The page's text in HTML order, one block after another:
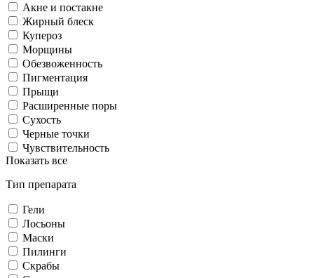
Акне и постакне
Жирный блеск
Купероз
Морщины
Обезвоженность
Пигментация
Прыщи
Расширенные поры
Сухость
Черные точки
Чувствительность
Показать все
Тип препарата
Гели
Лосьоны
Маски
Пилинги
Скрабы